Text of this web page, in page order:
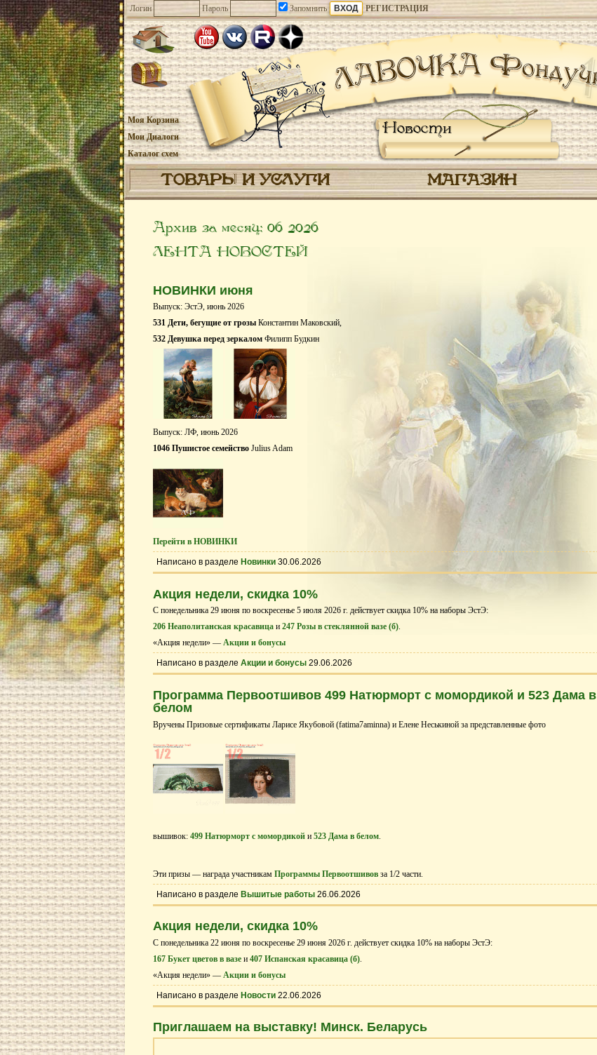
Логин Пароль Запомнить РЕГИСТРАЦИЯ
Новости
Моя Корзина
Мои Диалоги
Каталог схем
ТОВАРЫ И УСЛУГИ МАГАЗИН
Архив за месяц: 06 2026
ЛЕНТА НОВОСТЕЙ
НОВИНКИ июня
Выпуск: ЭстЭ, июнь 2026
531 Дети, бегущие от грозы Константин Маковский,
532 Девушка перед зеркалом Филипп Будкин
Выпуск: ЛФ, июнь 2026
1046 Пушистое семейство Julius Adam
Перейти в НОВИНКИ
Написано в разделе Новинки 30.06.2026
Акция недели, скидка 10%
С понедельника 29 июня по воскресенье 5 июля 2026 г. действует скидка 10% на наборы ЭстЭ:
206 Неаполитанская красавица и 247 Розы в стеклянной вазе (б).
«Акция недели» — Акции и бонусы
Написано в разделе Акции и бонусы 29.06.2026
Программа Первоотшивов 499 Натюрморт с момордикой и 523 Дама в
белом
Вручены Призовые сертификаты Ларисе Якубовой (fatima7aminna) и Елене Неськиной за представленные фото
вышивок: 499 Натюрморт с момордикой и 523 Дама в белом
Эти призы — награда участникам Программы Первоотшивов за 1/2 части.
Написано в разделе Вышитые работы 26.06.2026
Акция недели, скидка 10%
С понедельника 22 июня по воскресенье 29 июня 2026 г. действует скидка 10% на наборы ЭстЭ:
167 Букет цветов в вазе и 407 Испанская красавица (б)
«Акция недели» — Акции и бонусы
Написано в разделе Новости 22.06.2026
Приглашаем на выставку! Минск. Беларусь